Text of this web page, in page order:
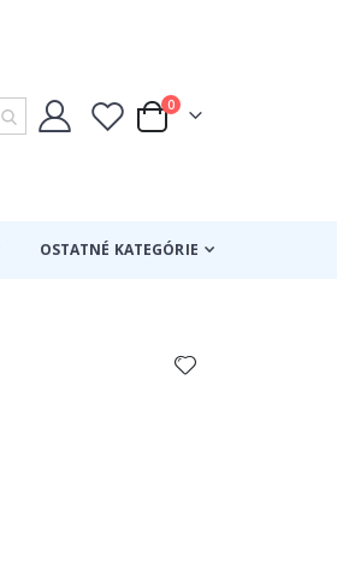
Cart
0položky
OSTATNÉ KATEGÓRIE